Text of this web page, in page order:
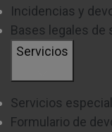
comodidad para
CAJÓN
Un espacio
verduras
estado por más
Incidencias y
Bases legales de
Servicios
Servicios
Formulario de